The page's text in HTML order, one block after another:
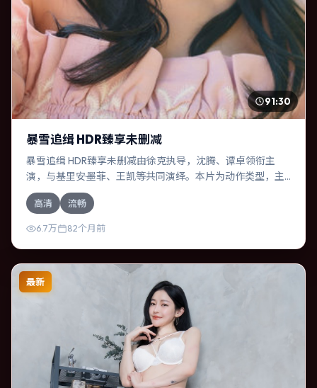
91:30
暴雪追缉 HDR臻享未删减
暴雪追缉 HDR臻享未删减由徐克执导，沈腾、谭卓领衔主
演，与基里安·墨菲、王凯等共同演绎。本片为动作类型，主
要班底与取景来自中国大陆。两代人的隔阂在故乡小城被慢
慢缝合。影片整体气质浓烈，节奏紧凑，人物动机清晰，适
合喜欢强情节与细腻表演的观众。
高清 流畅
6.7万 82个月前
最新